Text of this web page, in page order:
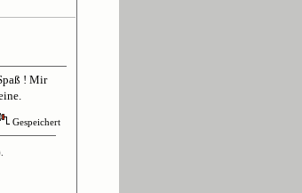
! Mir
Gespeichert